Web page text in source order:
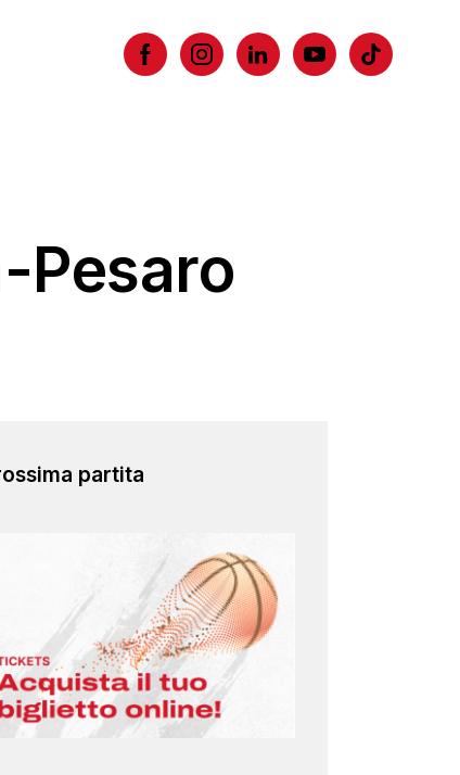
Pesaro
partita